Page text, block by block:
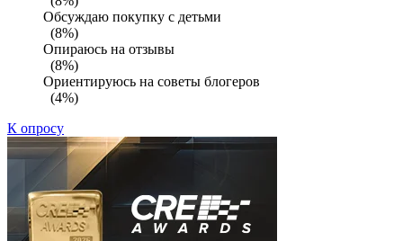
Обсуждаю покупку с детьми
(8%)
Опираюсь на отзывы
(8%)
Ориентируюсь на советы блогеров
(4%)
К опросу